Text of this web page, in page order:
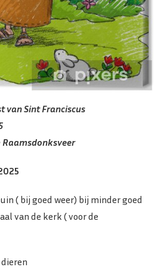
van Sint Franciscus
Raamsdonksveer
( bij goed weer) bij minder goed
van de kerk ( voor de